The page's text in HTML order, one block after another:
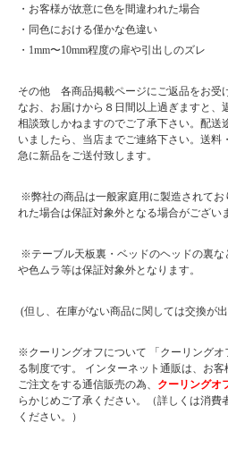
・お客様が故意に色を間違われた場合
・同色における僅かな色違い
・1mm〜10mm程度の扉や引出しのズレ
その他 各商品掲載ページにご返品をお受
なお、お届けから８日間以上過ぎますと、
相談致しかねますのでご了承下さい。配送
いましたら、当店までご連絡下さい。送料
急に新品をご送付致します。
※弊社の商品は一般家庭用に製造されてお
れた場合は保証対象外となる場合がござい
※テーブル天板裏・ベッドのヘッドの裏な
や色ムラ等は保証対象外となります。
(但し、在庫がない商品に関しては交換が
※クーリングオフについて 「クーリング
る制度です。 インターネット通販は、お
ご注文をする通信販売の為、 クーリングオ
らかじめご了承ください。（詳しくは消費
ください。）